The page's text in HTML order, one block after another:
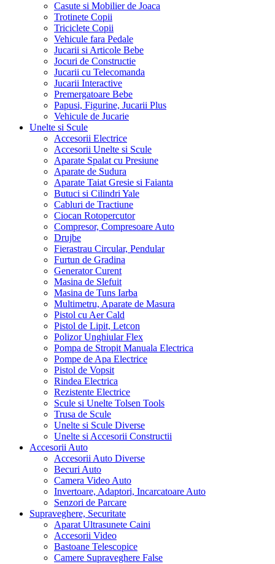
Casute si Mobilier de Joaca
Trotinete Copii
Triciclete Copii
Vehicule fara Pedale
Jucarii si Articole Bebe
Jocuri de Constructie
Jucarii cu Telecomanda
Jucarii Interactive
Premergatoare Bebe
Papusi, Figurine, Jucarii Plus
Vehicule de Jucarie
Unelte si Scule
Accesorii Electrice
Accesorii Unelte si Scule
Aparate Spalat cu Presiune
Aparate de Sudura
Aparate Taiat Gresie si Faianta
Butuci si Cilindri Yale
Cabluri de Tractiune
Ciocan Rotopercutor
Compresor, Compresoare Auto
Drujbe
Fierastrau Circular, Pendular
Furtun de Gradina
Generator Curent
Masina de Slefuit
Masina de Tuns Iarba
Multimetru, Aparate de Masura
Pistol cu Aer Cald
Pistol de Lipit, Letcon
Polizor Unghiular Flex
Pompa de Stropit Manuala Electrica
Pompe de Apa Electrice
Pistol de Vopsit
Rindea Electrica
Rezistente Electrice
Scule si Unelte Tolsen Tools
Trusa de Scule
Unelte si Scule Diverse
Unelte si Accesorii Constructii
Accesorii Auto
Accesorii Auto Diverse
Becuri Auto
Camera Video Auto
Invertoare, Adaptori, Incarcatoare Auto
Senzori de Parcare
Supraveghere, Securitate
Aparat Ultrasunete Caini
Accesorii Video
Bastoane Telescopice
Camere Supraveghere False